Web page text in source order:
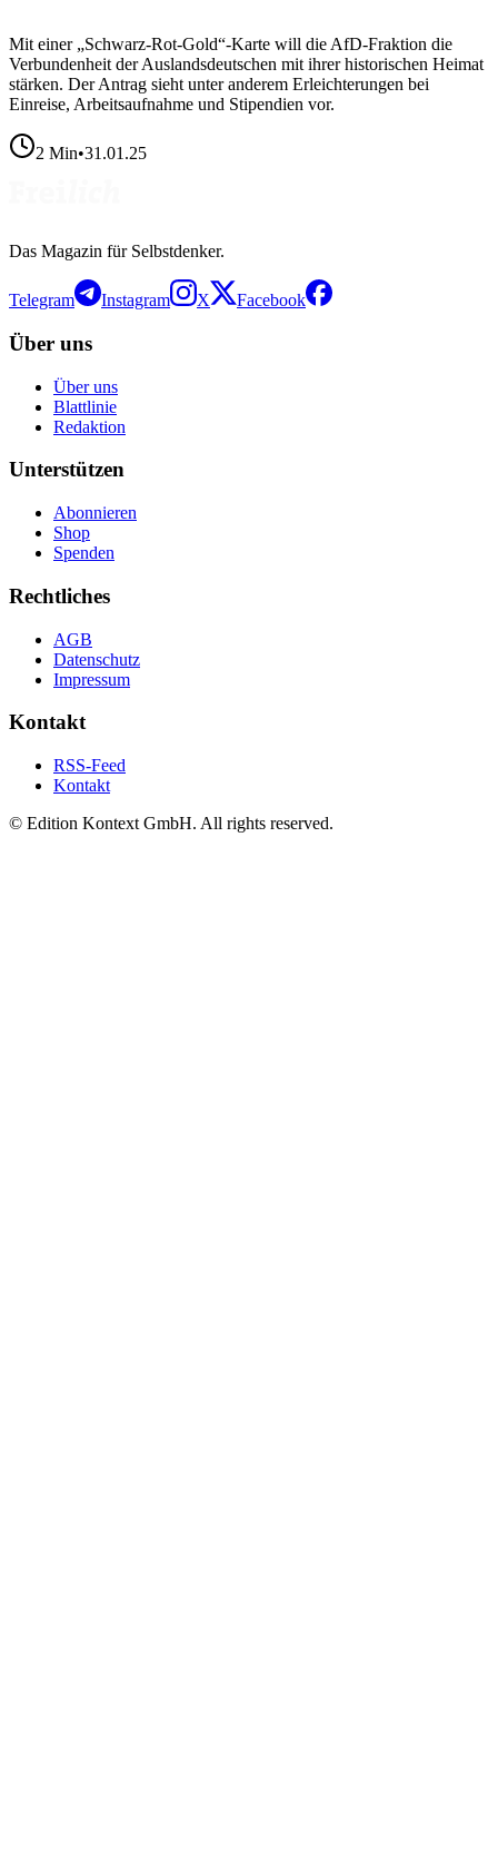
Mit einer „Schwarz-Rot-Gold“-Karte will die AfD-Fraktion die
Verbundenheit der Auslandsdeutschen mit ihrer historischen Heimat
stärken. Der Antrag sieht unter anderem Erleichterungen bei
Einreise, Arbeitsaufnahme und Stipendien vor.
2 Min•31.01.25
Das Magazin für Selbstdenker.
Telegram Instagram X Facebook
Über uns
Über uns
Blattlinie
Redaktion
Unterstützen
Abonnieren
Shop
Spenden
Rechtliches
AGB
Datenschutz
Impressum
Kontakt
RSS-Feed
Kontakt
© Edition Kontext GmbH. All rights reserved.